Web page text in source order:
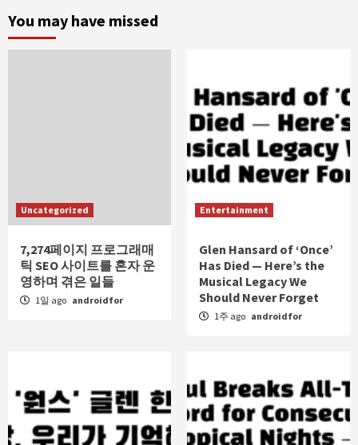
You may have missed
Uncategorized
7,274페이지 프로그래매
틱 SEO 사이트를 혼자 운
영하며 겪은 일들
1일 ago androidfor
Entertainment
Glen Hansard of ‘Once’
Has Died — Here’s the
Musical Legacy We
Should Never Forget
1주 ago androidfor